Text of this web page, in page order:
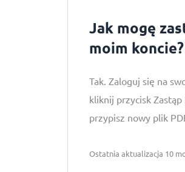
Jak mogę
moim koncie?
Tak. Zaloguj się na
kliknij przycisk
przypisz nowy plik
Ostatnia aktualizacja 10